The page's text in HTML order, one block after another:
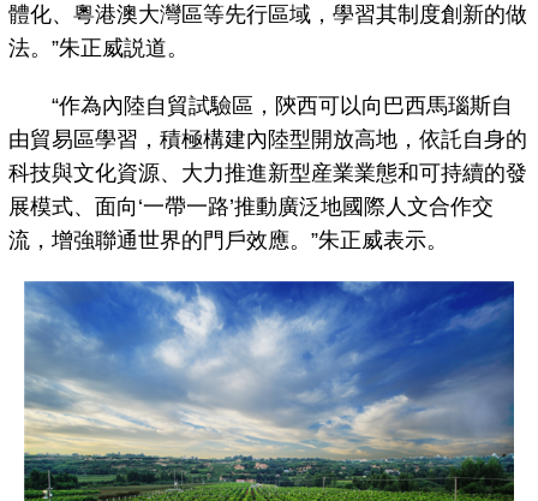
體化、粵港澳大灣區等先行區域，學習其制度創新的做
法。”朱正威説道。
“作為內陸自貿試驗區，陝西可以向巴西馬瑙斯自
由貿易區學習，積極構建內陸型開放高地，依託自身的
科技與文化資源、大力推進新型産業業態和可持續的發
展模式、面向‘一帶一路’推動廣泛地國際人文合作交
流，增強聯通世界的門戶效應。”朱正威表示。